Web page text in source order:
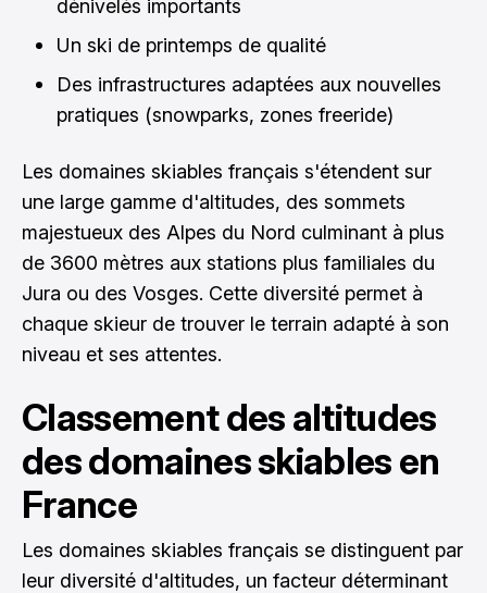
dénivelés importants
Un ski de printemps de qualité
Des infrastructures adaptées aux nouvelles
pratiques (snowparks, zones freeride)
Les domaines skiables français s'étendent sur
une large gamme d'altitudes, des sommets
majestueux des Alpes du Nord culminant à plus
de 3600 mètres aux stations plus familiales du
Jura ou des Vosges. Cette diversité permet à
chaque skieur de trouver le terrain adapté à son
niveau et ses attentes.
Classement des altitudes
des domaines skiables en
France
Les domaines skiables français se distinguent par
leur diversité d'altitudes, un facteur déterminant